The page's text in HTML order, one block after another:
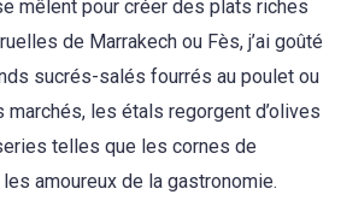
mêlent pour créer des plats riches
de Marrakech ou Fès, j’ai goûté
sucrés-salés fourrés au poulet ou
marchés, les étals regorgent d’olives
telles que les cornes de
amoureux de la gastronomie.